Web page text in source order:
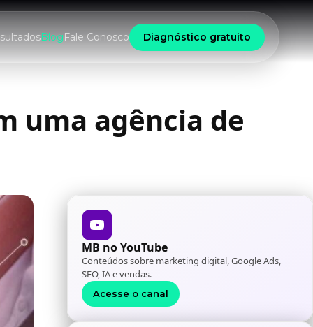
BlogFale Conosco Diagnóstico gratuito
uma agência de
MB no YouTube
Conteúdos sobre marketing digital, Google Ads,
SEO, IA e vendas.
Acesse o canal